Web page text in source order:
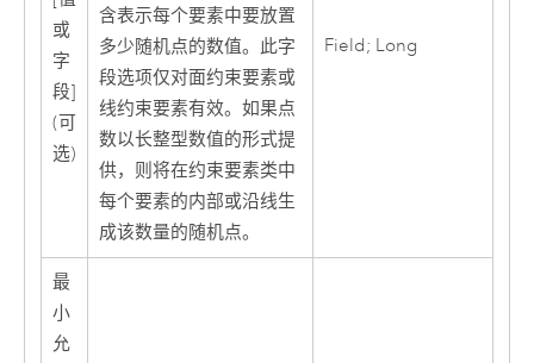
或
字
段]
(可
选)
含表示每个要素中要放置
多少随机点的数值。此字
段选项仅对面约束要素或
线约束要素有效。如果点
数以长整型数值的形式提
供，则将在约束要素类中
每个要素的内部或沿线生
成该数量的随机点。
Field; Long
最
小
允